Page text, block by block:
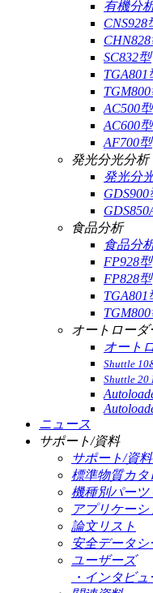
有機分
CNS928
SC832型
TGA801
AC500型
AC600型
AF700型
発光分光分析
発光分
GDS900
食品分析
食品分
FP928型
FP828型
TGA801
オートローダ
オート
Shuttle
Shuttle 20
ニュース
サポート/資料
サポート/資
標準物質カタ
機種別パーツ
アプリケーシ
論文リスト
安全データシ
ユーザーズ
・インタビュ